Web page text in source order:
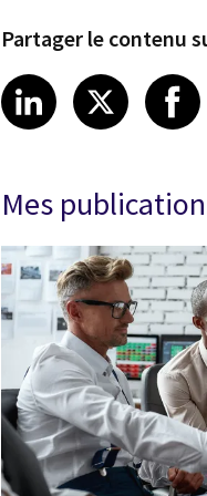
Partager le contenu
Share article
LinkedIn
Share
X
Mes